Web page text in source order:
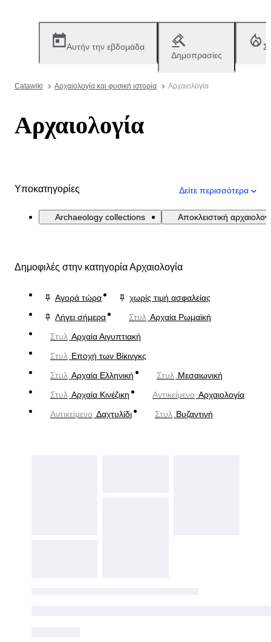
Αυτήν την εβδομάδα
Δημοπρασίες
Catawiki Αρχαιολογία και φυσική ιστορία Αρχαιολογία
Αρχαιολογία
Υποκατηγορίες Δείτε περισσότερα
Archaeology collections Αποκλειστική
Δημοφιλές στην κατηγορία Αρχαιολογία
Αγορά τώρα
χωρίς τιμή ασφαλείας
Λήγει σήμερα
Στυλ Αρχαία Ρωμαϊκή
Στυλ Αρχαία Αιγυπτιακή
Στυλ Εποχή των Βίκινγκς
Στυλ Αρχαία Ελληνική Στυλ Μεσαιωνική
Στυλ Αρχαία Κινέζικη Αντικείμενο Αρχαιολογία
Αντικείμενο Δαχτυλίδι Στυλ Βυζαντινή